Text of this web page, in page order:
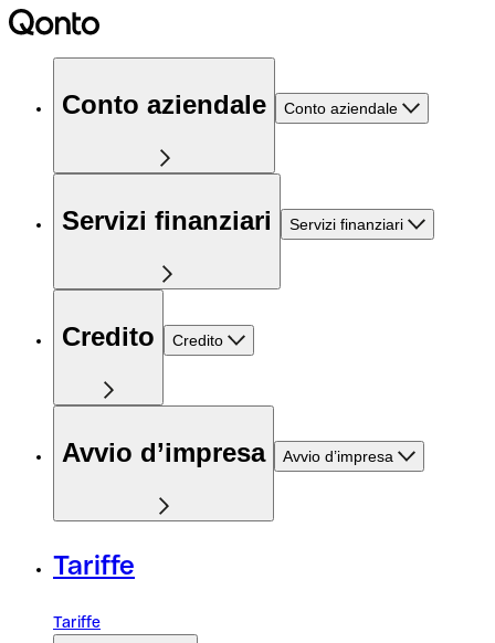
Conto aziendale Conto aziendale
Servizi finanziari Servizi finanziari
Credito Credito
Avvio d’impresa Avvio d’impresa
Tariffe
Tariffe